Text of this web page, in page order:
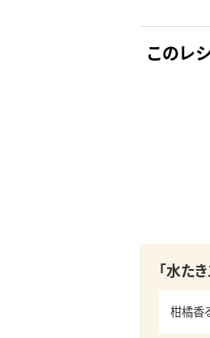
このレ
「水た
柑橘香